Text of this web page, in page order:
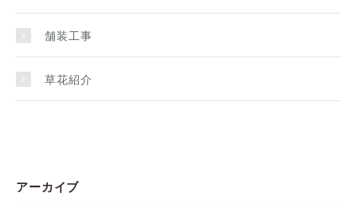
舗装工事
草花紹介
アーカイブ